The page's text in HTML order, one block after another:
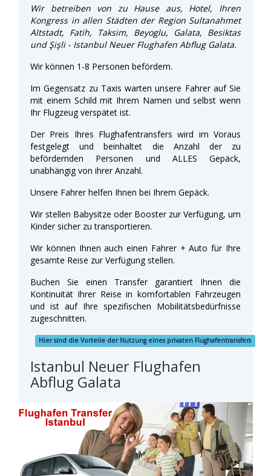
Wir betreiben von zu Hause aus, Hotel, Ihren
Kongress in allen Städten der Region Sultanahmet
Altstadt, Fatih, Taksim, Beyoglu, Galata, Besiktas
und Şişli - Istanbul Neuer Flughafen Abflug Galata.
Wir können 1-8 Personen befördern.
Im Gegensatz zu Taxis warten unsere Fahrer auf Sie
mit einem Schild mit Ihrem Namen und selbst wenn
Ihr Flugzeug verspätet ist.
Der Preis Ihres Flughafentransfers wird im Voraus
festgelegt und beinhaltet die Anzahl der zu
befördernden Personen und ALLES Gepäck,
unabhängig von ihrer Anzahl.
Unsere Fahrer helfen Ihnen bei Ihrem Gepäck.
Wir stellen Babysitze oder Booster zur Verfügung, um
Kinder sicher zu transportieren.
Wir können Ihnen auch einen Fahrer + Auto für Ihre
gesamte Reise zur Verfügung stellen.
Buchen Sie einen Transfer garantiert Ihnen die
Kontinuität Ihrer Reise in komfortablen Fahrzeugen
und ist auf Ihre spezifischen Mobilitätsbedürfnisse
zugeschnitten.
Hier sind die Vorteile der Nutzung eines privaten Flughafentransfers
Istanbul Neuer Flughafen
Abflug Galata